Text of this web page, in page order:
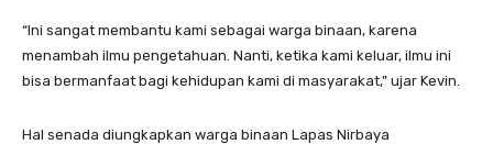
“Ini sangat membantu kami sebagai warga binaan, karena
menambah ilmu pengetahuan. Nanti, ketika kami keluar, ilmu ini
bisa bermanfaat bagi kehidupan kami di masyarakat,” ujar Kevin.
Hal senada diungkapkan warga binaan Lapas Nirbaya